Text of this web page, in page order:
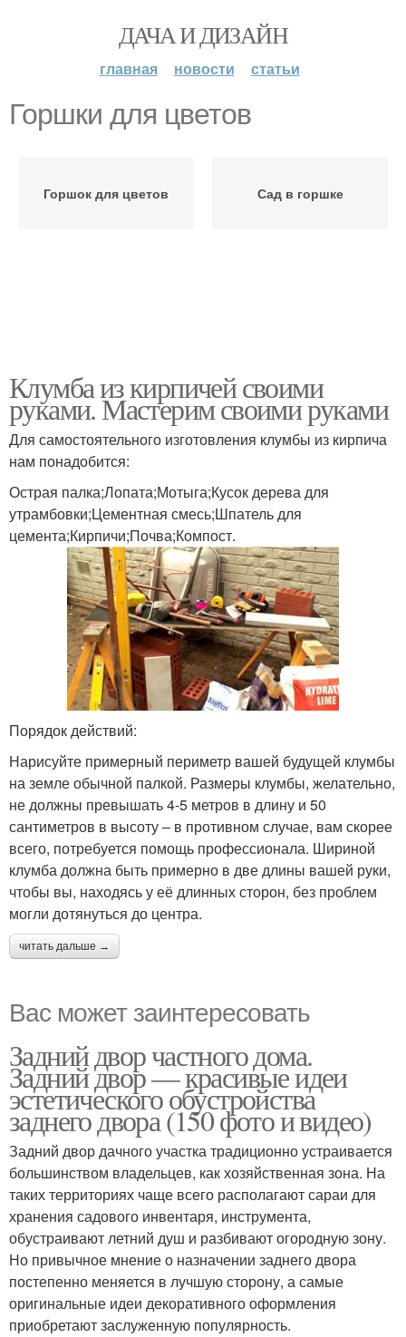
ДАЧА И ДИЗАЙН
главная новости статьи
Горшки для цветов
Горшок для цветов Сад в горшке
Клумба из кирпичей своими
руками. Мастерим своими руками
Для самостоятельного изготовления клумбы из кирпича
нам понадобится:
Острая палка;Лопата;Мотыга;Кусок дерева для
утрамбовки;Цементная смесь;Шпатель для
цемента;Кирпичи;Почва;Компост.
Порядок действий:
Нарисуйте примерный периметр вашей будущей клумбы
на земле обычной палкой. Размеры клумбы, желательно,
не должны превышать 4-5 метров в длину и 50
сантиметров в высоту – в противном случае, вам скорее
всего, потребуется помощь профессионала. Шириной
клумба должна быть примерно в две длины вашей руки,
чтобы вы, находясь у её длинных сторон, без проблем
могли дотянуться до центра.
читать дальше →
Вас может заинтересовать
Задний двор частного дома.
Задний двор — красивые идеи
эстетического обустройства
заднего двора (150 фото и видео)
Задний двор дачного участка традиционно устраивается
большинством владельцев, как хозяйственная зона. На
таких территориях чаще всего располагают сараи для
хранения садового инвентаря, инструмента,
обустраивают летний душ и разбивают огородную зону.
Но привычное мнение о назначении заднего двора
постепенно меняется в лучшую сторону, а самые
оригинальные идеи декоративного оформления
приобретают заслуженную популярность.